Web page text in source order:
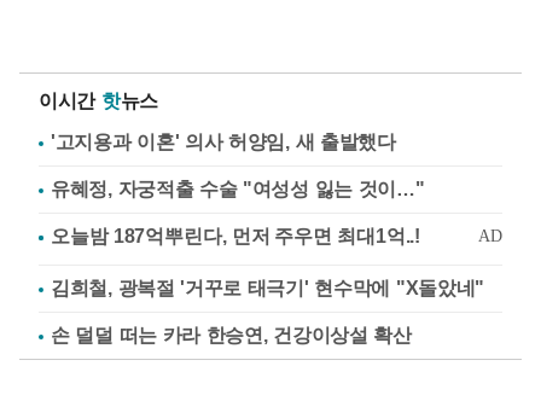
이시간 핫뉴스
'고지용과 이혼' 의사 허양임, 새 출발했다
유혜정, 자궁적출 수술 "여성성 잃는 것이…"
김희철, 광복절 '거꾸로 태극기' 현수막에 "X돌았네"
손 덜덜 떠는 카라 한승연, 건강이상설 확산